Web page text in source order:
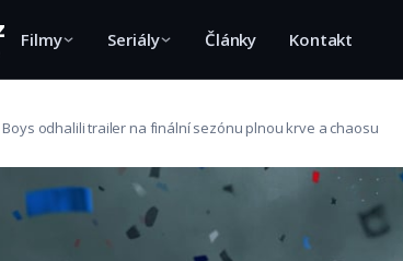
Filmy Seriály Články Kontakt
Boys odhalili trailer na finální sezónu plnou krve a chaosu